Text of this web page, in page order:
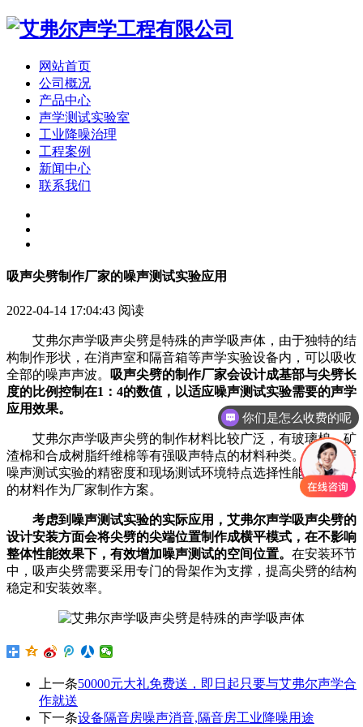
网站首页
公司概况
产品中心
声学测试实验室
工业降噪治理
工程案例
新闻中心
联系我们
吸声尖劈制作厂家的噪声测试实验应用
2022-04-14 17:04:43 阅读
艾弗尔声学吸声尖劈是特殊的声学吸声体，由于独特的结
构制作形状，在消声室和隔音箱等声学实验设备内，可以吸收
全部的噪声声波。
吸声尖劈的制作厂家会设计成基部与尖劈长
度的比例控制在1：4的数值，以适应噪声测试实验需要的声学
应用效果。
艾弗尔声学吸声尖劈的制作材料比较广泛，有玻璃棉，矿
渣棉和合成树脂纤维棉等有强吸声特点的材料种类。可以根据
噪声测试实验的精密度和现场测试环境特点选择性能适应度好
的材料作为厂家制作方案。
考虑到噪声测试实验的实际应用， 艾弗尔声学吸声尖劈的
设计安装方面会将尖劈的尖端位置制作成横平模式，在不影响
整体性能效果下，有效增加噪声测试的空间位置。 在安装环节
中，吸声尖劈需要采用专门的骨架作为支撑，提高尖劈的结构
稳定和安装效率。
上一条50000元大礼免费送，即日起只要与艾弗尔声学合
作就送
下一条设备隔音房噪声消音,隔音房工业降噪用途
你们是怎么收费的呢